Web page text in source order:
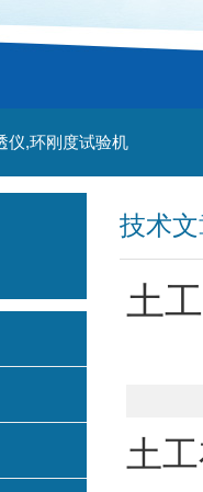
仪,环刚度试验机
技术
土
土